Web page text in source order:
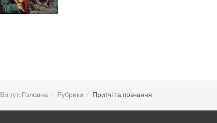
Ви тут: Головна Рубрики Притчі та повчання